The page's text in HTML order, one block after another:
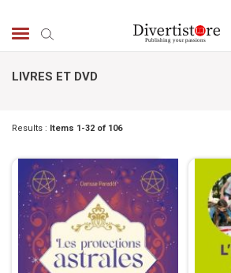
LIVRES ET DVD
Results : Items 1-32 of 106